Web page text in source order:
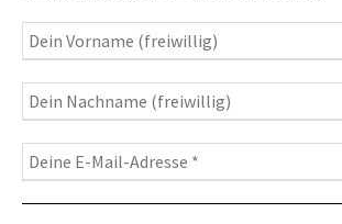
Fotografie– Fotoblog, Kalender, Workshops